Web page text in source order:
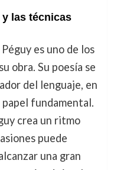
las técnicas
es uno de los
obra. Su poesía se
del lenguaje, en
fundamental.
crea un ritmo
puede
una gran